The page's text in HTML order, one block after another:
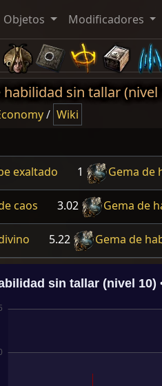
Objetos Modificadores
habilidad sin tallar (nivel
/ Wiki
exaltado 1 Gema de
caos 3.02 Gema de
5.22 Gema de